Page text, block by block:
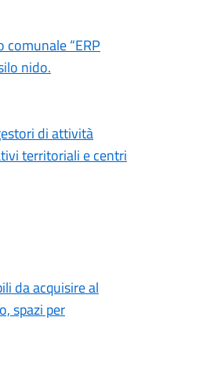
“ERP
nido.
di attività
territoriali e centri
da acquisire al
spazi per